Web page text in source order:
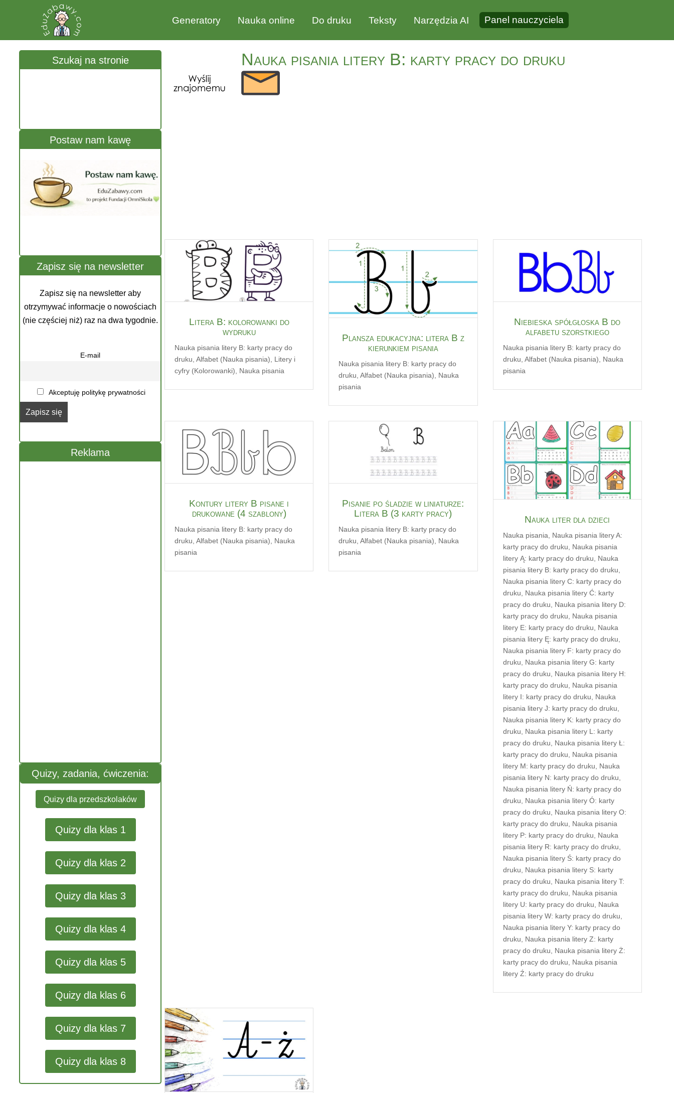
Generatory Nauka online Do druku Teksty Narzędzia AI Panel nauczyciela
Szukaj na stronie
Postaw nam kawę
Zapisz się na newsletter
Zapisz się na newsletter aby
otrzymywać informacje o nowościach
(nie częściej niż) raz na dwa tygodnie.
E-mail
Akceptuję politykę prywatności
Reklama
Quizy, zadania, ćwiczenia:
Quizy dla przedszkolaków
Quizy dla klas 1
Quizy dla klas 2
Quizy dla klas 3
Quizy dla klas 4
Quizy dla klas 5
Quizy dla klas 6
Quizy dla klas 7
Quizy dla klas 8
Nauka pisania litery B: karty pracy do druku
Litera B: kolorowanki do
wydruku
Nauka pisania litery B: karty pracy do
druku Alfabet (Nauka pisania)
Litery i
cyfry (Kolorowanki)
Nauka pisania
Plansza edukacyjna: litera B z
kierunkiem pisania
Nauka pisania litery B: karty pracy do
druku ,Alfabet (Nauka pisania)
Nauka
pisania
Niebieska spółgłoska B do
alfabetu szorstkiego
Nauka pisania litery B: karty pracy do
druku Alfabet (Nauka pisania)
Nauka
pisania
Kontury litery B pisane i
drukowane (4 szablony)
Nauka pisania litery B: karty pracy do
druku Alfabet (Nauka pisania)
Nauka
pisania
Pisanie po śladzie w liniaturze:
Litera B (3 karty pracy)
Nauka pisania litery B: karty pracy do
druku ,Alfabet (Nauka pisania)
Nauka
pisania
Nauka liter dla dzieci
Nauka pisania
Nauka pisania litery A:
karty pracy do druku
Nauka pisania
litery Ą: karty pracy do druku
Nauka
pisania litery B: karty pracy do druku
Nauka pisania litery C: karty pracy do
druku
Nauka pisania litery Ć: karty
pracy do druku
Nauka pisania litery D:
karty pracy do druku
Nauka pisania
litery E: karty pracy do druku
Nauka
pisania litery Ę: karty pracy do druku
Nauka pisania litery F: karty pracy do
druku
Nauka pisania litery G: karty
pracy do druku
Nauka pisania litery H:
karty pracy do druku
Nauka pisania
litery I: karty pracy do druku
Nauka
pisania litery J: karty pracy do druku
Nauka pisania litery K: karty pracy do
druku
Nauka pisania litery L: karty
pracy do druku
Nauka pisania litery Ł:
karty pracy do druku
Nauka pisania
litery M: karty pracy do druku
Nauka
pisania litery N: karty pracy do druku
Nauka pisania litery Ń: karty pracy do
druku
Nauka pisania litery Ó: karty
pracy do druku
Nauka pisania litery O:
karty pracy do druku
Nauka pisania
litery P: karty pracy do druku
Nauka
pisania litery R: karty pracy do druku
Nauka pisania litery Ś: karty pracy do
druku
Nauka pisania litery S: karty
pracy do druku
Nauka pisania litery T:
karty pracy do druku
Nauka pisania
litery U: karty pracy do druku
Nauka
pisania litery W: karty pracy do druku
Nauka pisania litery Y: karty pracy do
druku
Nauka pisania litery Z: karty
pracy do druku
Nauka pisania litery Ż:
karty pracy do druku
Nauka pisania
litery Ź: karty pracy do druku